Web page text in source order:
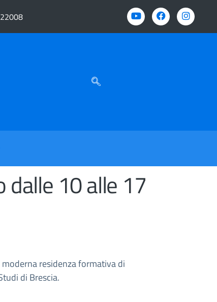
dalle 10 alle 17
residenza formativa di
di Brescia.